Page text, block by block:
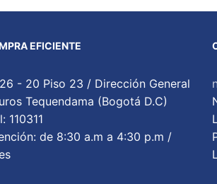
EFICIENTE
- 20 Piso 23 / Dirección General
Tequendama (Bogotá D.C)
110311
de 8:30 a.m a 4:30 p.m /